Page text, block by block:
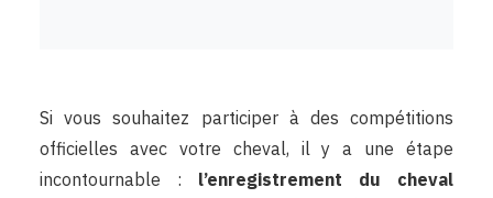
Si vous souhaitez participer à des compétitions
officielles avec votre cheval, il y a une étape
incontournable : l’enregistrement du cheval